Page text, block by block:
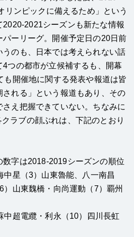
リンピックに備えるため」という
2021シーズンも新たな情報
ーリーグ。開催予定日の20日前
のも、日本では考えられない話
つの都市が立候補するも、開幕
も開催地に関する発表や報道は皆
れる」という報道もあり、その
え把握できていない。ちなみに
ラブの顔ぶれは、下記のとおり
字は2018-2019シーズンの順位
中星（3）山東魯能、八一南昌
）山東魏橋・向尚運動（7）覇州
中超電纜・利永（10）四川長虹